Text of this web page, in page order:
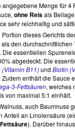
zusammengetragen.
ursprünglich nicht
angepasst. Obgleich die
Rücksicht zu einer
zugesetzte Öle und
geringgehalten.
selten. Dennoch liegt
weshalb
kein Vollkornmehl
leicht bis
beziehungsweise
würde die
angegebene Menge für 4
ohne Reisals
sehr reichhaltig und
Portion dieses Gerichts
den durchschnittlichen
. Die essentiellen
abgedeckt. Die
(Vitamin B11)und Biotin
enthält die Sauce
3-Fettsäuren, welches
von maximal 5:1 einhält.
auch Baumnuss
Anteil an Linolensäure
). Darüber